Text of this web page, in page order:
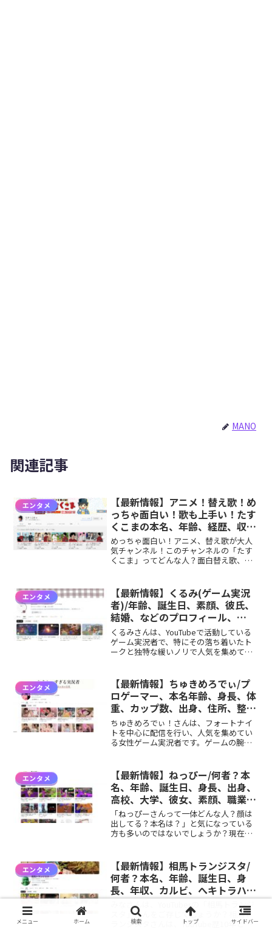
MANO
関連記事
エンタメ
【最新情報】アニメ！替え歌！め
っちゃ面白い！歌も上手い！たす
くこまの本名、年齢、経歴、収
入、元蕎麦屋の店長？奥さん、妹
などのプロフィールやチャンネル
紹介！
めっちゃ面白い！アニメ、替え歌が大人
気チャンネル！このチャンネルの「たす
くこま」ってどんな人？面白替え歌、ド
Youtuberは少ないですが、たすくこまさ
んはなんとチ...
エンタメ
【最新情報】くるみ(ゲーム実況
者)/年齢、誕生日、素顔、彼氏、
結婚、などのプロフィール、
YouTubeチャンネル紹介！
くるみさんは、YouTubeで活動している
ゲーム実況者で、特にその落ち着いたト
ークと独特な緩いノリで人気を集めてい
で視聴者と自然にコミュニケーションを
取ることに定評があ...
エンタメ
【最新情報】ちゅきめろでぃ/プ
ロゲーマー、本名年齢、身長、体
重、カップ数、出身、住所、整
形、同性、結婚、彼氏、マネージ
ャーなどのプロフィール、チャン
ネル紹介！
ちゅきめろでぃ！さんは、フォートナイ
トを中心に配信を行い、人気を集めてい
る女性ゲーム実況者です。ゲームの腕前
視聴者を魅了しています。今回は、そん
なちゅきめろでぃさんが一...
エンタメ
【最新情報】ねっぴー/何者？本
名、年齢、誕生日、身長、出身、
高校、大学、彼女、素顔、職業、
スプラトゥーン、実況者などのプ
ロフィール、YouTubeチャンネ
ル紹介！
「ねっぴーさんって一体どんな人？顔は
出してる？本名は？」と気になっている
方も多いのではないでしょうか？現在、
系インフルエンサーです。主に人気ゲー
ム『ス...
エンタメ
【最新情報】相馬トランジスタ/
何者？本名、年齢、誕生日、身
長、年収、カルビ、へキトラハウ
ス、NEXTSTAGE、彼女、高橋瑠
玖などのプロフィール、
みなさんは、YouTuberの「相馬トランジ
スタ」さんをご存じでしょうか？相馬ト
ランジスタさんは、YouTube歴10年とい
メニュー ホーム 検索 トップ サイドバー